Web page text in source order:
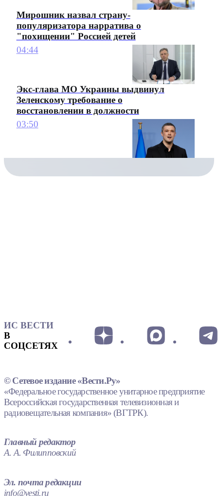
Мирошник назвал страну-
популяризатора нарратива о
"похищении" Россией детей
04:44
Экс-глава МО Украины выдвинул
Зеленскому требование о
восстановлении в должности
03:50
ИС ВЕСТИ
В
СОЦСЕТЯХ
© Сетевое издание «Вести.Ру»
«Федеральное государственное унитарное предприятие
Всероссийская государственная телевизионная и
радиовещательная компания» (ВГТРК).
Главный редактор
А. А. Филипповский
Эл. почта редакции
info@vesti.ru